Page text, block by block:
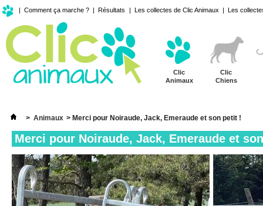
| Comment ça marche ? | Résultats | Les collectes de Clic Animaux | Les
Clic
Animaux
Clic
Chiens
> Animaux > Merci pour Noiraude, Jack, Emeraude et son petit !
Merci pour Noiraude, Jack, Emeraude et